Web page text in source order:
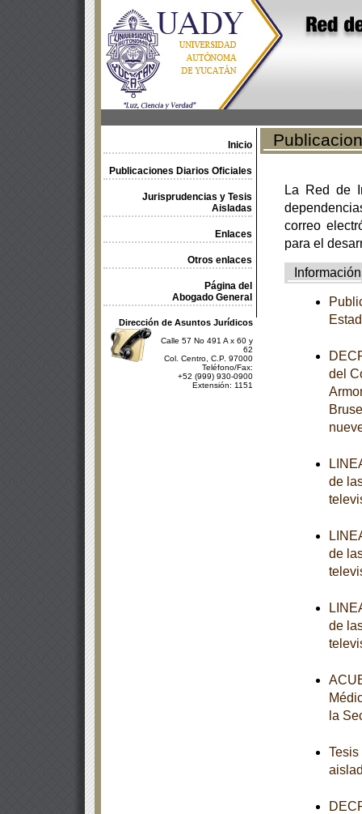
Inicio
Publicaciones Diarios Oficiales
Jurisprudencias y Tesis
Aisladas
Enlaces
Otros enlaces
Página del
Abogado General
Dirección de Asuntos Jurídicos
Calle 57 No 491 A x 60 y
62
Col. Centro, C.P. 97000
Teléfono/Fax:
+52 (999) 930-0900
Extensión: 1151
La Red de
correo
para el
Información
del
de
de
de
la